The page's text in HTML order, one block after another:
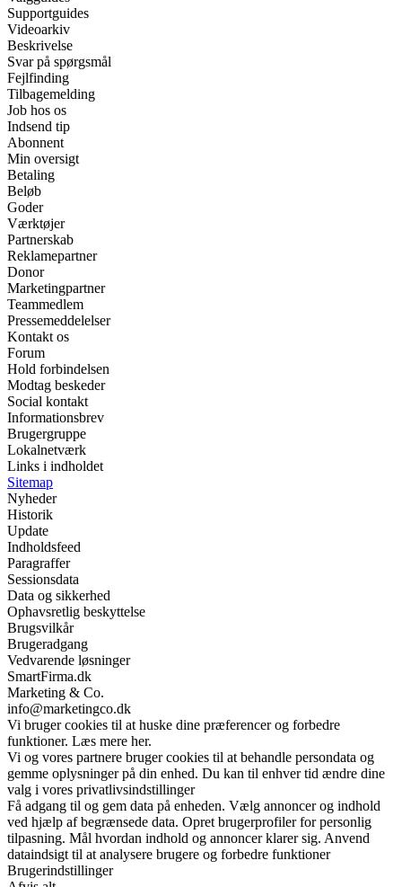
Supportguides
Videoarkiv
Beskrivelse
Svar på spørgsmål
Fejlfinding
Tilbagemelding
Job hos os
Indsend tip
Abonnent
Min oversigt
Betaling
Beløb
Goder
Værktøjer
Partnerskab
Reklamepartner
Donor
Marketingpartner
Teammedlem
Pressemeddelelser
Kontakt os
Forum
Hold forbindelsen
Modtag beskeder
Social kontakt
Informationsbrev
Brugergruppe
Lokalnetværk
Links i indholdet
Sitemap
Nyheder
Historik
Update
Indholdsfeed
Paragraffer
Sessionsdata
Data og sikkerhed
Ophavsretlig beskyttelse
Brugsvilkår
Brugeradgang
Vedvarende løsninger
SmartFirma.dk
Marketing & Co.
info@marketingco.dk
Vi bruger cookies til at huske dine præferencer og forbedre
funktioner. Læs mere her.
Vi og vores partnere bruger cookies til at behandle persondata og
gemme oplysninger på din enhed. Du kan til enhver tid ændre dine
valg i vores privatlivsindstillinger
Få adgang til og gem data på enheden. Vælg annoncer og indhold
ved hjælp af begrænsede data. Opret brugerprofiler for personlig
tilpasning. Mål hvordan indhold og annoncer klarer sig. Anvend
dataindsigt til at analysere brugere og forbedre funktioner
Brugerindstillinger